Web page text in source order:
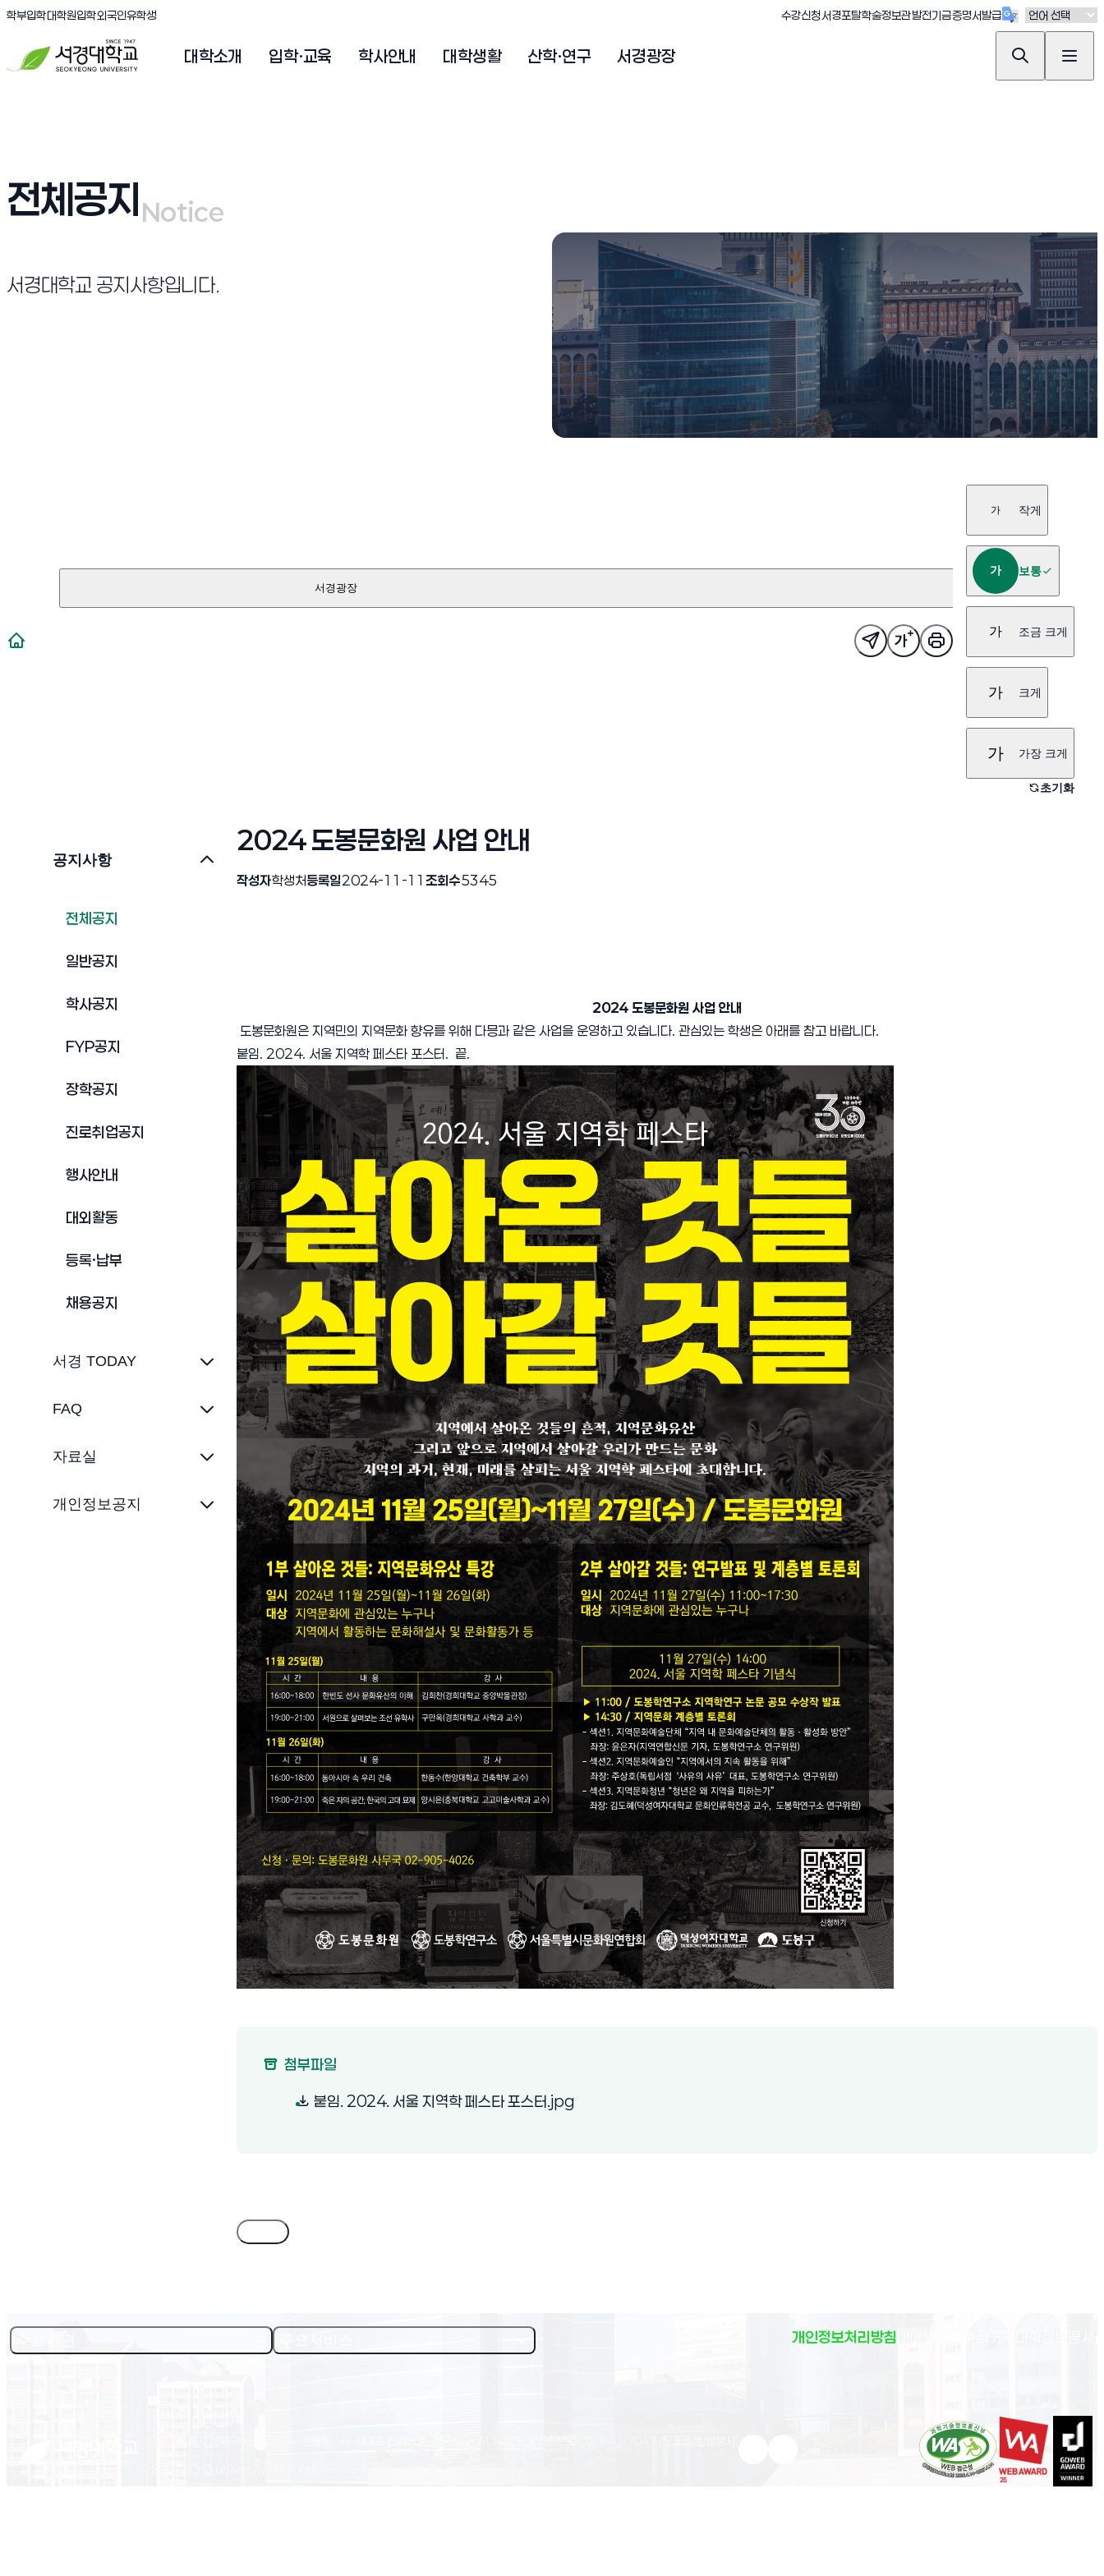
서경대학교
학부입학(새창 열림)
대학원입학(새창 열림)
외국인유학생(새창 열림) 수강신청(새창 열림)
서경포탈(새창 열림)
학술정보관(새창 열림)
발전기금(새창 열림)
증명서발급(새창 열림)
대학소개 입학·교육 학사안내 대학생활 산학·연구 서경광장
전체공지 Notice
Notice
서경대학교 공지사항입니다.
서경광장
가 작게
가 보통
가 조금 크게
가 크게
가 가장 크게
초기화
공지사항
전체공지
일반공지
학사공지
FYP공지
장학공지
진로취업공지
행사안내
대외활동
등록·납부
채용공지
서경 TODAY
FAQ
자료실
개인정보공지
2024 도봉문화원 사업 안내
작성자학생처등록일2024-11-11 조회수5345
2024 도봉문화원 사업 안내
도봉문화원은 지역민의 지역문화 향유를 위해 다믕과 같은 사업을 운영하고 있습니다. 관심있는 학생은 아래를 참고 바랍니다.
붙임. 2024. 서울 지역학 페스타 포스터. 끝.
첨부파일
붙임. 2024. 서울 지역학 페스타 포스터.jpg
개인정보처리방침